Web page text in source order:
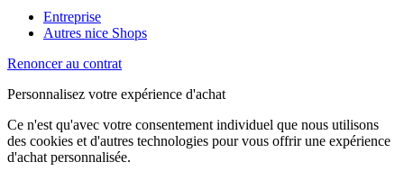
Entreprise
Autres nice Shops
Renoncer au contrat
Personnalisez votre expérience d'achat
Ce n'est qu'avec votre consentement individuel que nous utilisons
des cookies et d'autres technologies pour vous offrir une expérience
d'achat personnalisée.